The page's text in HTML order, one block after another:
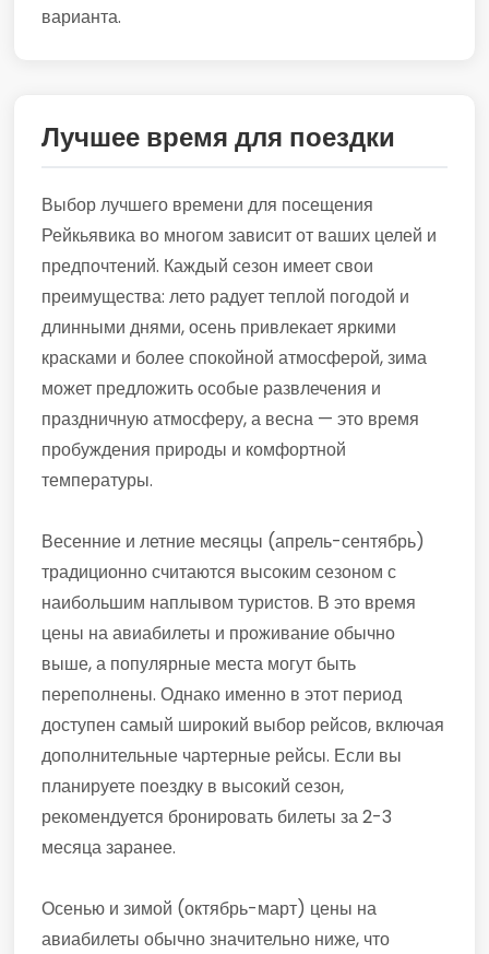
варианта.
Лучшее время для поездки
Выбор лучшего времени для посещения
Рейкьявика во многом зависит от ваших целей и
предпочтений. Каждый сезон имеет свои
преимущества: лето радует теплой погодой и
длинными днями, осень привлекает яркими
красками и более спокойной атмосферой, зима
может предложить особые развлечения и
праздничную атмосферу, а весна — это время
пробуждения природы и комфортной
температуры.
Весенние и летние месяцы (апрель-сентябрь)
традиционно считаются высоким сезоном с
наибольшим наплывом туристов. В это время
цены на авиабилеты и проживание обычно
выше, а популярные места могут быть
переполнены. Однако именно в этот период
доступен самый широкий выбор рейсов, включая
дополнительные чартерные рейсы. Если вы
планируете поездку в высокий сезон,
рекомендуется бронировать билеты за 2-3
месяца заранее.
Осенью и зимой (октябрь-март) цены на
авиабилеты обычно значительно ниже, что